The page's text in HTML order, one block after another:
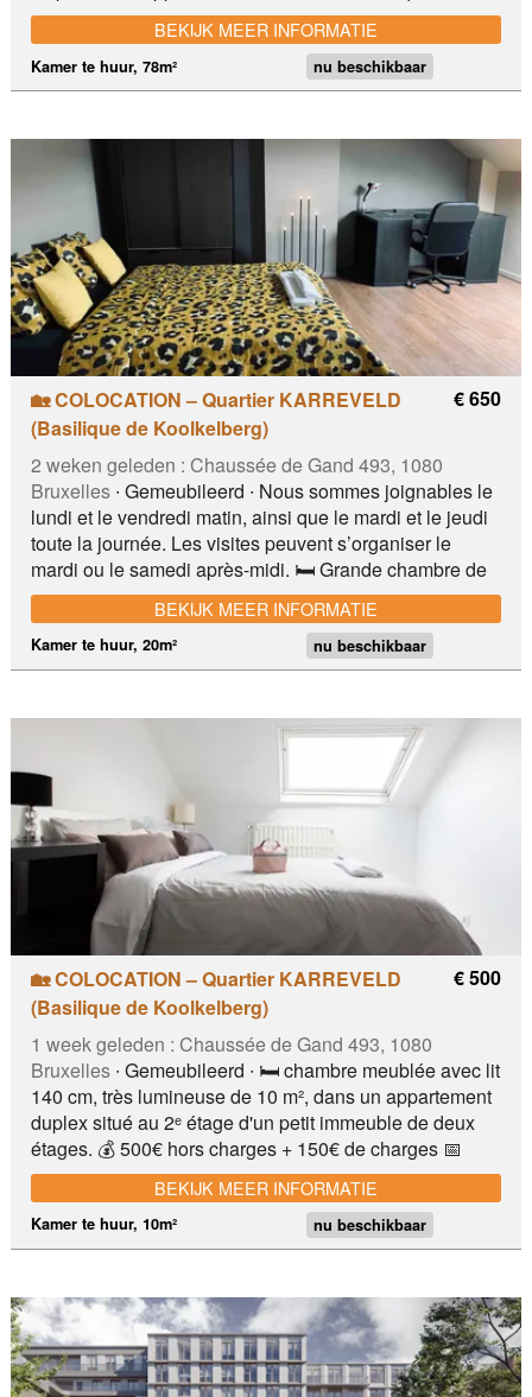
calme, à deux pas de la Basilique de Koekelberg, avec
un accès facile aux transports en commun desservant
l'ULB , la VUB ainsi que le centre de Bruxelles. Très
lumineux, il offre un cadre de vie agréable. La chambre
d'une vue dégagée sur les jardins, sans vis-à-vis. Il ne
reste plus qu'à poser vos valises ! Le Metro, tram, bus,
campus Erasme et VUB, parc Elisabeth
Kamer te huur, 78m² nu beschikbaar
BEKIJK MEER INFORMATIE
🏡 COLOCATION – Quartier KARREVELD
(Basilique de Koolkelberg)
2 weken geleden : Chaussée de Gand 493, 1080
Bruxelles∙ Gemeubileerd ∙ Nous sommes joignables le
lundi et le vendredi matin, ainsi que le mardi et le jeudi
toute la journée. Les visites peuvent s’organiser le
mardi ou le samedi après-midi. 🛏️ Grande chambre de
20 m² disposant d'une buanderie attenante de 7 m²
avec lave-linge et sèche-linge, dans un appartement
duplex situé au 2ᵉ étage d'un petit immeuble de deux
étages. La chambre est spacieuse, lumineuse et
meublée avec lit 160 cm 👫 Possibilité pour couple 💰
650€ hors charges + 200€ de charges 📅 Proche du
métro, du château du Karreveld, de la Basilique de
Koekelberg, des commodités, des supermarchés et des
restaurants.
Kamer te huur, 20m² nu beschikbaar
€ 650
BEKIJK MEER INFORMATIE
🏡 COLOCATION – Quartier KARREVELD
(Basilique de Koolkelberg)
1 week geleden : Chaussée de Gand 493, 1080
Bruxelles∙ Gemeubileerd ∙ 🛏️ chambre meublée avec lit
140 cm, très lumineuse de 10 m², dans un appartement
duplex situé au 2ᵉ étage d'un petit immeuble de deux
étages. 💰 500€ hors charges + 150€ de charges 📅
Disponible dès le mois d'août – bail de 3 à 12 mois
renouvelable 👤 Jeunes travailleurs – non-fumeurs –
pas d’animaux 💰 2 mois de garantie Le duplex se
compose, au premier niveau, d'un hall d'entrée avec
ouverte et d’une salle à manger. À Proximité Proche du
métro, du château du Karreveld, de la Basilique de
Koekelberg, des commodités, des supermarchés et des
restaurants.
Kamer te huur, 10m² nu beschikbaar
€ 500
BEKIJK MEER INFORMATIE